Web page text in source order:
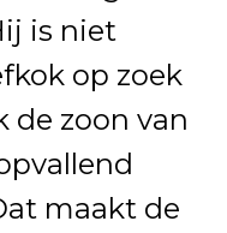
is niet
op zoek
de zoon van
maakt de